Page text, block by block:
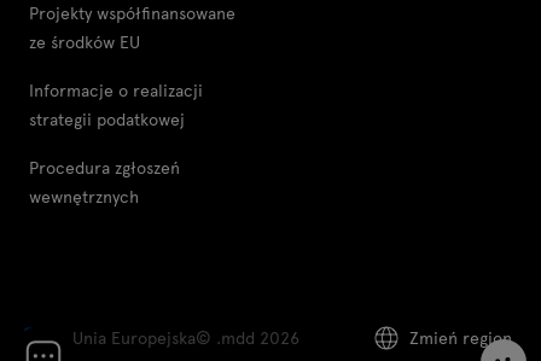
Projekty współfinansowane
ze środków EU
Informacje o realizacji
strategii podatkowej
Procedura zgłoszeń
wewnętrznych
Unia Europejska© .mdd 2026 Zmień region